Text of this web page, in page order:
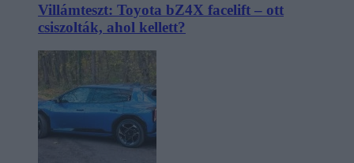
Villámteszt: Toyota bZ4X facelift – ott
csiszolták, ahol kellett?